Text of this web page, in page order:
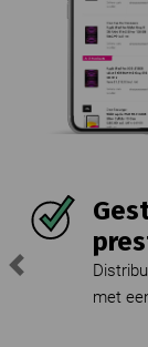
met een
Previous